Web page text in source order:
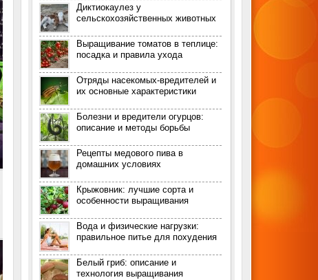
Диктиокаулез у
сельскохозяйственных животных
Выращивание томатов в теплице:
посадка и правила ухода
Отряды насекомых-вредителей и
их основные характеристики
Болезни и вредители огурцов:
описание и методы борьбы
Рецепты медового пива в
домашних условиях
Крыжовник: лучшие сорта и
особенности выращивания
Вода и физические нагрузки:
правильное питье для похудения
Белый гриб: описание и
технология выращивания